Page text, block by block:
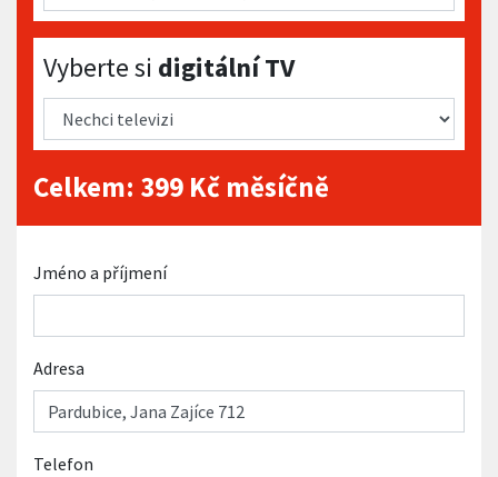
Vyberte si digitální TV
Vyberte si digitální TV
Celkem: 399 Kč měsíčně
Jméno a příjmení
Adresa
Telefon